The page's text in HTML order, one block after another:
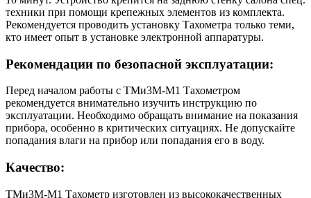
техники при помощи крепежных элементов из комплекта.
Рекомендуется проводить установку Тахометра только теми,
кто имеет опыт в установке электронной аппаратуры.
Рекомендации по безопасной эксплуатации:
Перед началом работы с ТМи3М-М1 Тахометром
рекомендуется внимательно изучить инструкцию по
эксплуатации. Необходимо обращать внимание на показания
прибора, особенно в критических ситуациях. Не допускайте
попадания влаги на прибор или попадания его в воду.
Качество:
ТМи3М-М1 Тахометр изготовлен из высококачественных